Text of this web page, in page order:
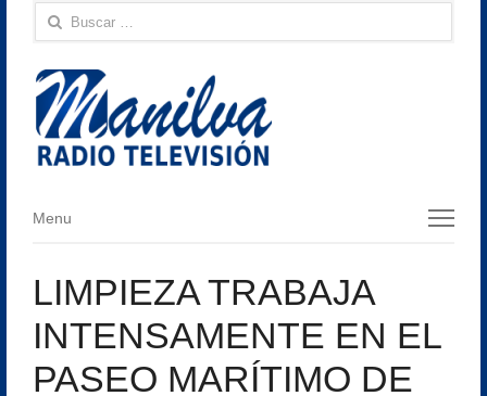
Buscar:
Menu
Menu
LIMPIEZA TRABAJA
INTENSAMENTE EN EL
PASEO MARÍTIMO DE